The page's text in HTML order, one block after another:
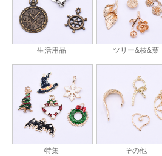
生活用品 ツリー&枝&葉
特集 その他